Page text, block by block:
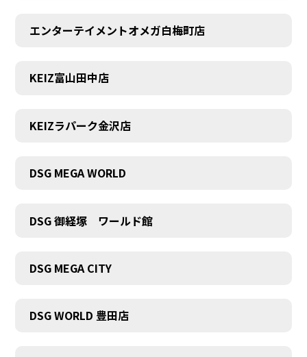
エンターテイメントオメガ白梅町店
KEIZ富山田中店
KEIZラパーク金沢店
DSG MEGA WORLD
DSG 御経塚 ワールド館
DSG MEGA CITY
DSG WORLD 豊田店